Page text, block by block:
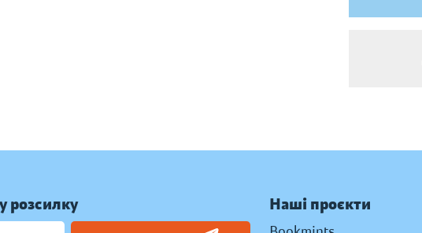
розсилку Наші проєкти